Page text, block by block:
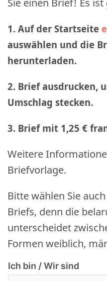
Sie einen Brief! Es
1. Auf der Startseite
auswählen und die
herunterladen.
2. Brief ausdrucken,
Umschlag stecken.
3. Brief mit 1,25 €
Weitere
Briefvorlage.
Bitte wählen Sie
Briefs, denn die
unterscheidet
Formen weiblich,
Ich bin / Wir sind